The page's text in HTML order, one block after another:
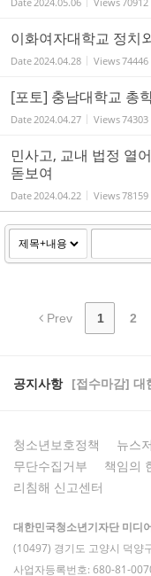
이화여자대학교 정치
Date2024.04.28 Views74446
[포토] 충남대학교 총
Date2024.04.27 Views74303
민사고, 교내 법정 열
돋보여
Date2024.04.22 Views78159
Prev 1 2
공지사항 [접수마감] 대
청소년보호정책 뉴스
무단수집거부
책임의
리침해 신고센터
대한민국청소년기자단 미디
(10497) 경기도 고양시 덕양
사업자등록번호: 680-81-